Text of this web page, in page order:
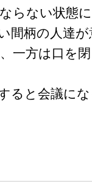
らない状態
間柄の人達
一方は口を
ると会議に